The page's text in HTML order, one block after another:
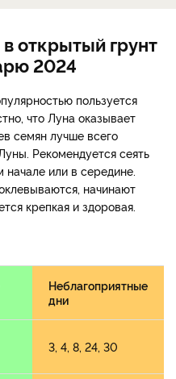
открытый грунт
2024
пользуется
что Луна оказывает
семян лучше всего
Рекомендуется сеять
или в середине.
начинают
крепкая и здоровая.
Неблагоприятные
дни
3, 4, 8, 24, 30